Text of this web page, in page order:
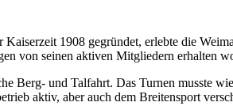
1908 gegründet, erlebte die
von seinen aktiven Mitgliedern erhalten
Berg- und Talfahrt. Das Turnen musste
aktiv, aber auch dem Breitensport